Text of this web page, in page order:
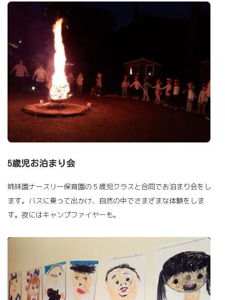
5歳児お泊まり会
姉妹園ナースリー保育園の５歳児クラスと合同でお泊まり会をし
ます。バスに乗って出かけ、自然の中でさまざまな体験をしま
す。夜にはキャンプファイヤーも。